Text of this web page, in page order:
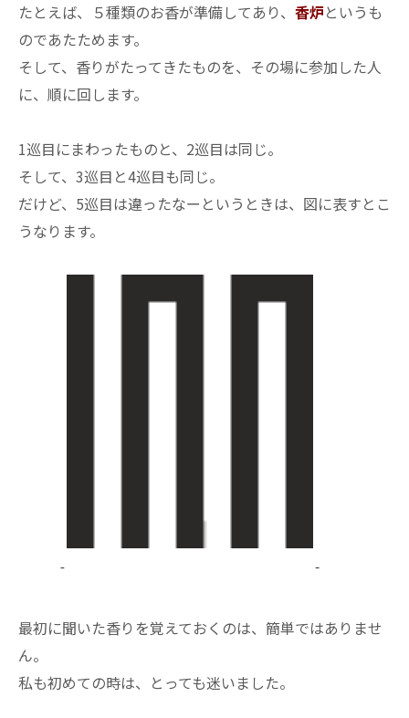
たとえば、５種類のお香が準備してあり、 香炉というも
のであたためます。
そして、香りがたってきたものを、その場に参加した人
に、順に回します。
1巡目にまわったものと、2巡目は同じ。
そして、3巡目と4巡目も同じ。
だけど、5巡目は違ったなーというときは、図に表すとこ
うなります。
最初に聞いた香りを覚えておくのは、簡単ではありませ
ん。
私も初めての時は、とっても迷いました。